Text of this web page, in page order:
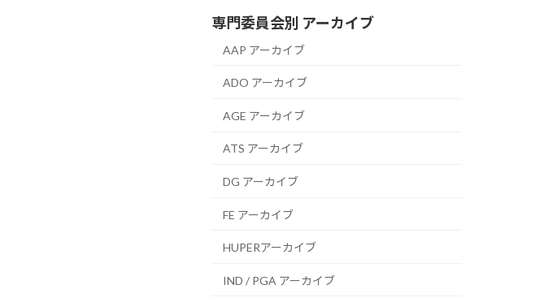
専門委員会別 アーカイブ
AAP アーカイブ
ADO アーカイブ
AGE アーカイブ
ATS アーカイブ
DG アーカイブ
FE アーカイブ
HUPERアーカイブ
IND / PGA アーカイブ